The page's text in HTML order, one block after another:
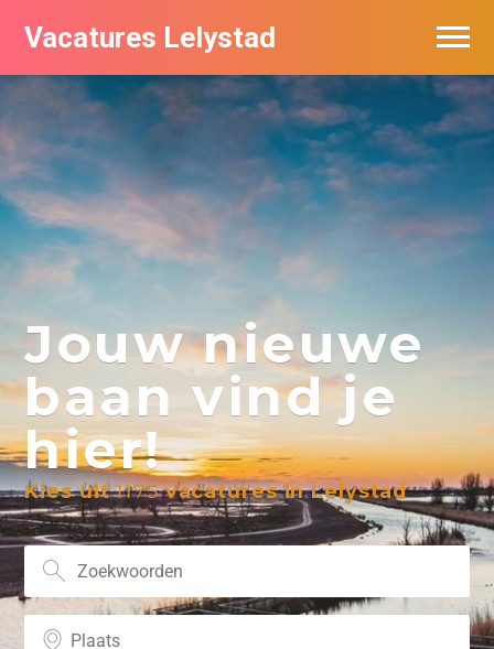
Vacatures Lelystad
Jouw nieuwe
baan vind je
hier!
Kies uit1175vacatures in Lelystad
Vacatures per bedrijf in Lelystad
De populairste vacatures in Lelystad
Nieuwsbrief feed